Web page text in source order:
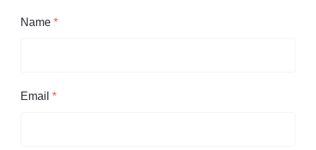
Name *
Email *